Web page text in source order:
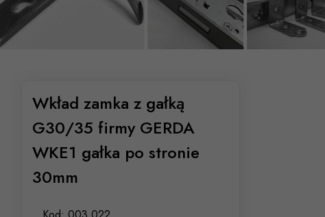
Wkład zamka z gałką
G30/35 firmy GERDA
WKE1 gałka po stronie
30mm